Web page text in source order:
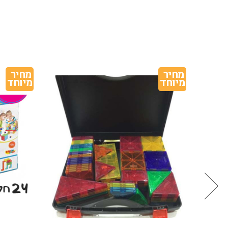
מחיר
מיוחד
מחיר
מיוחד